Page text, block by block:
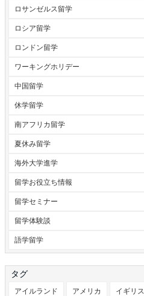
ロサンゼルス留学
ロシア留学
ロンドン留学
ワーキングホリデー
中国留学
休学留学
南アフリカ留学
夏休み留学
海外大学進学
留学お役立ち情報
留学セミナー
留学体験談
語学留学
タグ
アイルランド アメリカ イギリス